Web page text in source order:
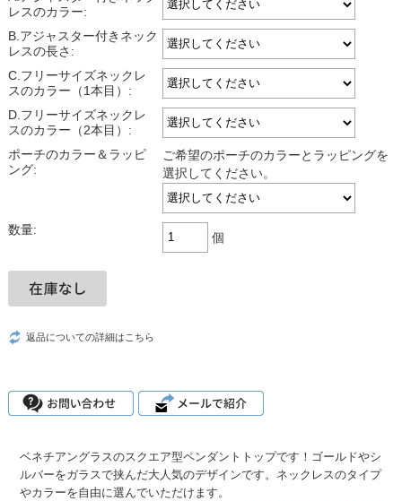
レスのカラー:
B.アジャスター付きネック
レスの長さ:
C.フリーサイズネックレ
スのカラー（1本目）:
D.フリーサイズネックレ
スのカラー（2本目）:
ポーチのカラー＆ラッピ
ング:
ご希望のポーチのカラーとラッピングを
選択してください。
数量:
個
返品についての詳細はこちら
ベネチアングラスのスクエア型ペンダントトップです！ゴールドやシ
ルバーをガラスで挟んだ大人気のデザインです。ネックレスのタイプ
やカラーを自由に選んでいただけます。